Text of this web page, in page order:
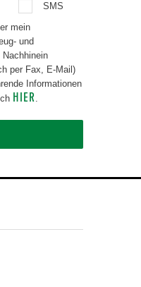
SMS
mein
und
per Fax, E-Mail)
HIER.